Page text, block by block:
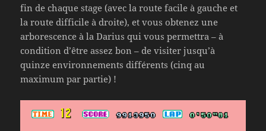
fin de chaque stage (avec la route facile à gauche et
la route difficile à droite), et vous obtenez une
arborescence à la Darius qui vous permettra – à
condition d’être assez bon – de visiter jusqu’à
quinze environnements différents (cinq au
maximum par partie) !